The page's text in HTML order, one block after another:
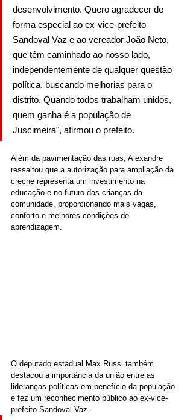
desenvolvimento. Quero agradecer de
forma especial ao ex-vice-prefeito
Sandoval Vaz e ao vereador João Neto,
que têm caminhado ao nosso lado,
independentemente de qualquer questão
política, buscando melhorias para o
distrito. Quando todos trabalham unidos,
quem ganha é a população de
Juscimeira", afirmou o prefeito.
Além da pavimentação das ruas, Alexandre
ressaltou que a autorização para ampliação da
creche representa um investimento na
educação e no futuro das crianças da
comunidade, proporcionando mais vagas,
conforto e melhores condições de
aprendizagem.
O deputado estadual Max Russi também
destacou a importância da união entre as
lideranças políticas em benefício da população
e fez um reconhecimento público ao ex-vice-
prefeito Sandoval Vaz.